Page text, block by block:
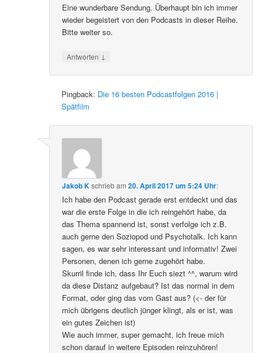
Eine wunderbare Sendung. Überhaupt bin ich immer
wieder begeistert von den Podcasts in dieser Reihe.
Bitte weiter so.
Antworten ↓
Pingback: Die 16 besten Podcastfolgen 2016 |
Spätfilm
Jakob Kschriebam20. April 2017 um 5:24 Uhr:
Ich habe den Podcast gerade erst entdeckt und das
war die erste Folge in die ich reingehört habe, da
das Thema spannend ist, sonst verfolge ich z.B.
auch gerne den Soziopod und Psychotalk. Ich kann
sagen, es war sehr interessant und informativ! Zwei
Personen, denen ich gerne zugehört habe.
Skurril finde ich, dass Ihr Euch siezt ^^, warum wird
da diese Distanz aufgebaut? Ist das normal in dem
Format, oder ging das vom Gast aus? (<- der für
mich übrigens deutlich jünger klingt, als er ist, was
ein gutes Zeichen ist)
Wie auch immer, super gemacht, ich freue mich
schon darauf in weitere Episoden reinzuhören!